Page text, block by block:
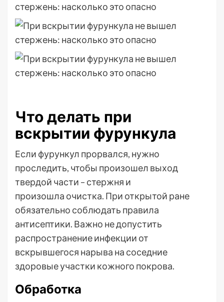
Что делать при
вскрытии фурункула
Если фурункул прорвался, нужно
проследить, чтобы произошел выход
твердой части – стержня и
произошла очистка. При открытой ране
обязательно соблюдать правила
антисептики. Важно не допустить
распространение инфекции от
вскрывшегося нарыва на соседние
здоровые участки кожного покрова.
Обработка